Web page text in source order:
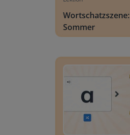
Wortschatzszene:
Sommer